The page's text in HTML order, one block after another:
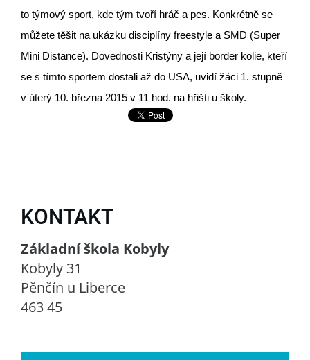
to týmový sport, kde tým tvoří hráč a pes. Konkrétně se
můžete těšit na ukázku disciplíny freestyle a SMD (Super
Mini Distance). Dovednosti Kristýny a její border kolie, kteří
se s tímto sportem dostali až do USA, uvidí žáci 1. stupně
v úterý 10. března 2015 v 11 hod. na hřišti u školy.
KONTAKT
Základní škola Kobyly
Kobyly 31
Pěnčín u Liberce
463 45